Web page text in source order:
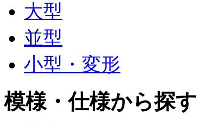
大型
並型
小型・変形
模様・仕様から探す